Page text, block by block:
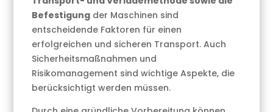
Befestigung der Maschinen sind
entscheidende Faktoren für einen
erfolgreichen und sicheren Transport. Auch
Sicherheitsmaßnahmen und
Risikomanagement sind wichtige Aspekte, die
berücksichtigt werden müssen.